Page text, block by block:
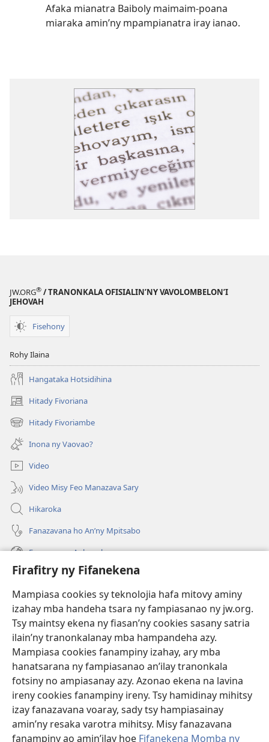
Firafitry ny Fifanekena
Mampiasa cookies sy teknolojia hafa mitovy aminy
izahay mba handeha tsara ny fampiasanao ny jw.org.
Tsy maintsy ekena ny fiasan’ny cookies sasany satria
ilain’ny tranonkalanay mba hampandeha azy.
Mampiasa cookies fanampiny izahay, ary mba
hanatsarana ny fampiasanao an’ilay tranonkala
fotsiny no ampiasanay azy. Azonao ekena na lavina
ireny cookies fanampiny ireny. Tsy hamidinay mihitsy
izay fanazavana voaray, sady tsy hampiasainay
amin’ny resaka varotra mihitsy. Misy fanazavana
fanampiny ao amin’ilay hoe Fifanekena Momba ny
Afaka mianatra Baiboly maimaim-poana
miaraka amin’ny mpampianatra iray ianao.
JW.ORG® / TRANONKALA OFISIALIN’NY VAVOLOMBELON’I
JEHOVAH
Fisehony
Rohy Ilaina
Hangataka Hotsidihina
Hitady Fivoriana
(manokatra
rohy) Hitady Fivoriambe
(manokatra
rohy) Inona ny Vaovao?
Video
Video Misy Feo Manazava Sary
Hikaroka
Fanazavana ho An’ny Mpitsabo
Fanazavana Ankapobeny
Fanampiana
Fanomezana
(manokatra
rohy)
FITEHIRIZAM-BOKIN’NY Vavolombelon’i Jehovah
(manokatra
rohy)
JW Hub
(manokatra
rohy)
JW Library
Watchtower Library ®